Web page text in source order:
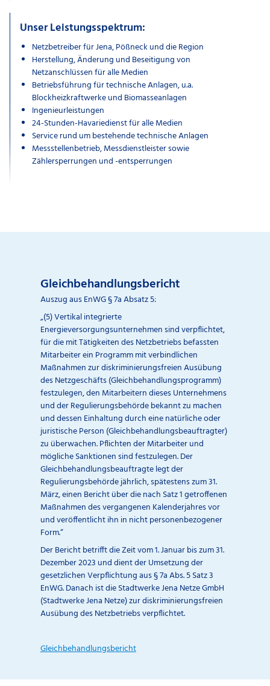
Unser Leistungsspektrum:
Netzbetreiber für Jena, Pößneck und die Region
Herstellung, Änderung und Beseitigung von
Netzanschlüssen für alle Medien
Betriebsführung für technische Anlagen, u.a.
Blockheizkraftwerke und Biomasseanlagen
Ingenieurleistungen
24-Stunden-Havariedienst für alle Medien
Service rund um bestehende technische Anlagen
Messstellenbetrieb, Messdienstleister sowie
Zählersperrungen und -entsperrungen
Gleichbehandlungsbericht
Auszug aus EnWG § 7a Absatz 5:
„(5) Vertikal integrierte
Energieversorgungsunternehmen sind verpflichtet,
für die mit Tätigkeiten des Netzbetriebs befassten
Mitarbeiter ein Programm mit verbindlichen
Maßnahmen zur diskriminierungsfreien Ausübung
des Netzgeschäfts (Gleichbehandlungsprogramm)
festzulegen, den Mitarbeitern dieses Unternehmens
und der Regulierungsbehörde bekannt zu machen
und dessen Einhaltung durch eine natürliche oder
juristische Person (Gleichbehandlungsbeauftragter)
zu überwachen. Pflichten der Mitarbeiter und
mögliche Sanktionen sind festzulegen. Der
Gleichbehandlungsbeauftragte legt der
Regulierungsbehörde jährlich, spätestens zum 31.
März, einen Bericht über die nach Satz 1 getroffenen
Maßnahmen des vergangenen Kalenderjahres vor
und veröffentlicht ihn in nicht personenbezogener
Form.“
Der Bericht betrifft die Zeit vom 1. Januar bis zum 31.
Dezember 2023 und dient der Umsetzung der
gesetzlichen Verpflichtung aus § 7a Abs. 5 Satz 3
EnWG. Danach ist die Stadtwerke Jena Netze GmbH
(Stadtwerke Jena Netze) zur diskriminierungsfreien
Ausübung des Netzbetriebs verpflichtet.
Gleichbehandlungsbericht